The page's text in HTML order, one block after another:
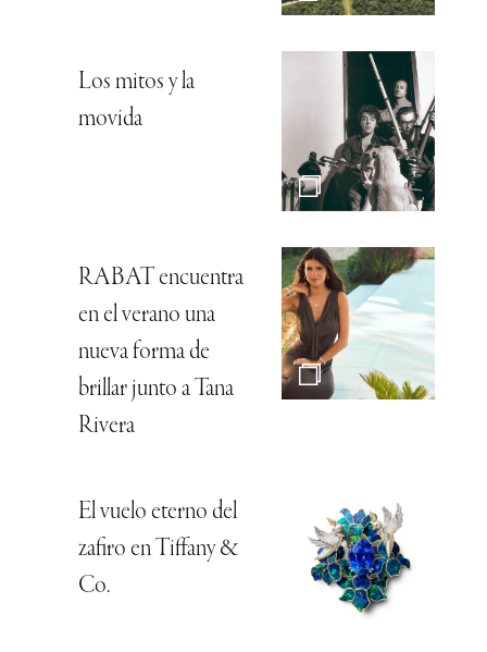
Los mitos y la
movida
RABAT encuentra
en el verano una
nueva forma de
brillar junto a Tana
Rivera
El vuelo eterno del
zafiro en Tiffany &
Co.